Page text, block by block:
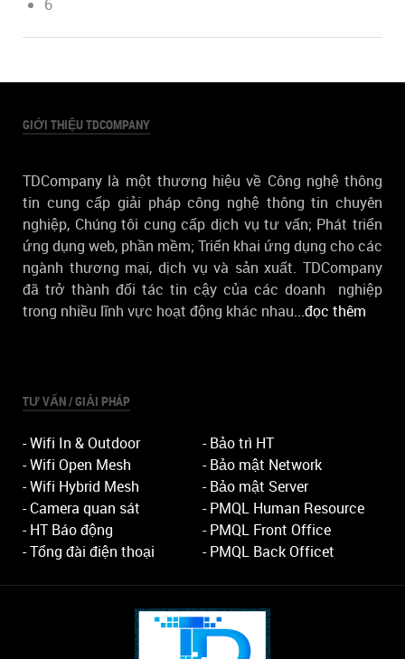
6
GIỚI THIỆU TDCOMPANY
TDCompany là một thương hiệu về Công nghệ thông
tin cung cấp giải pháp công nghệ thông tin chuyên
nghiệp, Chúng tôi cung cấp dịch vụ tư vấn; Phát triển
ứng dụng web, phần mềm; Triển khai ứng dụng cho các
ngành thương mại, dịch vụ và sản xuất. TDCompany
đã trở thành đối tác tin cậy của các doanh nghiệp
trong nhiều lĩnh vực hoạt động khác nhau...đọc thêm
TƯ VẤN / GIẢI PHÁP
- Wifi In & Outdoor
- Wifi Open Mesh
- Wifi Hybrid Mesh
- Camera quan sát
- HT Báo động
- Tổng đài điện thoại
- Bảo trì HT
- Bảo mật Network
- Bảo mật Server
- PMQL Human Resource
- PMQL Front Office
- PMQL Back Officet